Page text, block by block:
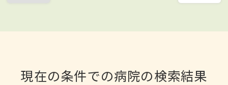
現在の条件での病院の検索結果